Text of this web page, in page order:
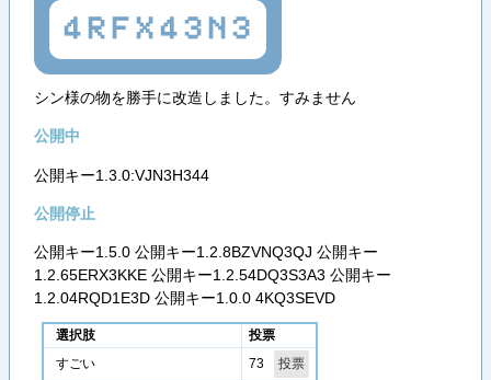
4RFX43N3
シン様の物を勝手に改造しました。すみません
公開中
公開キー1.3.0:VJN3H344
公開停止
公開キー1.5.0 公開キー1.2.8BZVNQ3QJ 公開キー
1.2.65ERX3KKE 公開キー1.2.54DQ3S3A3 公開キー
1.2.04RQD1E3D 公開キー1.0.0 4KQ3SEVD
選択肢 投票
すごい 73